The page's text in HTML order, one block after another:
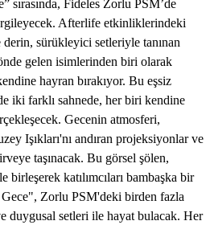
sırasında, Fideles Zorlu PSM’de
Afterlife etkinliklerindeki
sürükleyici setleriyle tanınan
gelen isimlerinden biri olarak
hayran bırakıyor. Bu eşsiz
iki farklı sahnede, her biri kendine
Gecenin atmosferi,
Işıkları'nı andıran projeksiyonlar ve
taşınacak. Bu görsel şölen,
katılımcıları bambaşka bir
Zorlu PSM'deki birden fazla
duygusal setleri ile hayat bulacak. Her